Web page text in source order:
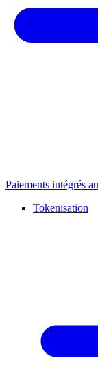
Paiements intégrés
Tokenisation